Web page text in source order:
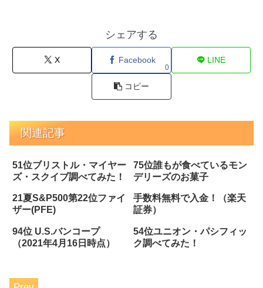
シェアする
X Facebook
0
LINE
コピー
関連記事
51位ブリストル・マイヤー
ズ・スクイブ調べてみた！
75位誰もが食べているモン
デリーズのお菓子
21夏S&P500第22位ファイ
ザー(PFE)
手数料無料で入金！（楽天
証券）
94位 U.S.バンコープ
（2021年4月16日時点）
54位ユニオン・パシフィッ
ク調べてみた！